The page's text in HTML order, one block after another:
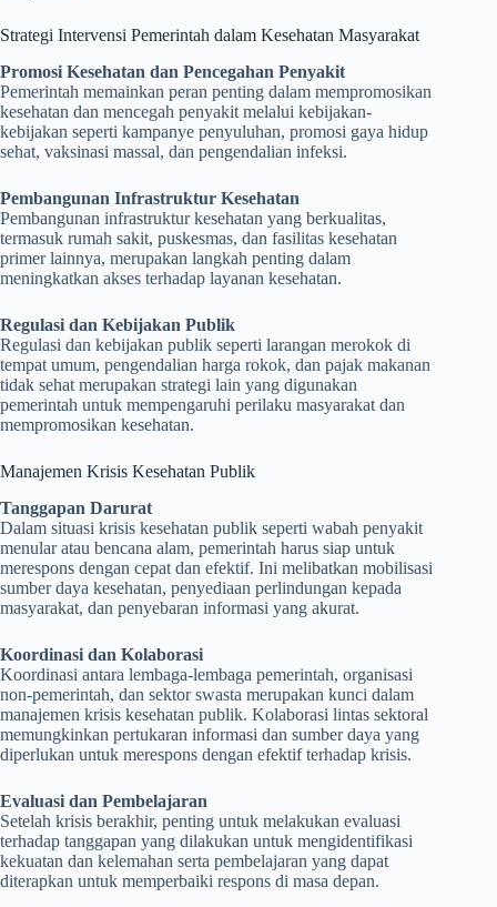
Strategi Intervensi Pemerintah dalam Kesehatan Masyarakat
Promosi Kesehatan dan Pencegahan Penyakit
Pemerintah memainkan peran penting dalam mempromosikan
kesehatan dan mencegah penyakit melalui kebijakan-
kebijakan seperti kampanye penyuluhan, promosi gaya hidup
sehat, vaksinasi massal, dan pengendalian infeksi.
Pembangunan Infrastruktur Kesehatan
Pembangunan infrastruktur kesehatan yang berkualitas,
termasuk rumah sakit, puskesmas, dan fasilitas kesehatan
primer lainnya, merupakan langkah penting dalam
meningkatkan akses terhadap layanan kesehatan.
Regulasi dan Kebijakan Publik
Regulasi dan kebijakan publik seperti larangan merokok di
tempat umum, pengendalian harga rokok, dan pajak makanan
tidak sehat merupakan strategi lain yang digunakan
pemerintah untuk mempengaruhi perilaku masyarakat dan
mempromosikan kesehatan.
Manajemen Krisis Kesehatan Publik
Tanggapan Darurat
Dalam situasi krisis kesehatan publik seperti wabah penyakit
menular atau bencana alam, pemerintah harus siap untuk
merespons dengan cepat dan efektif. Ini melibatkan mobilisasi
sumber daya kesehatan, penyediaan perlindungan kepada
masyarakat, dan penyebaran informasi yang akurat.
Koordinasi dan Kolaborasi
Koordinasi antara lembaga-lembaga pemerintah, organisasi
non-pemerintah, dan sektor swasta merupakan kunci dalam
manajemen krisis kesehatan publik. Kolaborasi lintas sektoral
memungkinkan pertukaran informasi dan sumber daya yang
diperlukan untuk merespons dengan efektif terhadap krisis.
Evaluasi dan Pembelajaran
Setelah krisis berakhir, penting untuk melakukan evaluasi
terhadap tanggapan yang dilakukan untuk mengidentifikasi
kekuatan dan kelemahan serta pembelajaran yang dapat
diterapkan untuk memperbaiki respons di masa depan.